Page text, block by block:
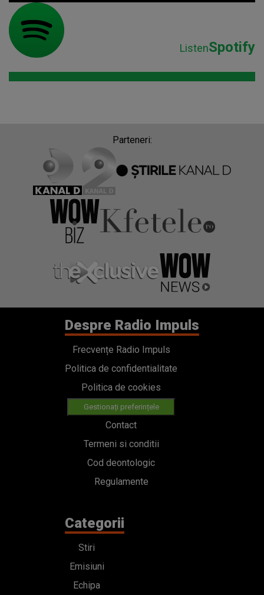
ListenSpotify
Parteneri:
Despre Radio Impuls
Frecvențe Radio Impuls
Politica de confidentialitate
Politica de cookies
Gestionați preferințele
Contact
Termeni si conditii
Cod deontologic
Regulamente
Categorii
Stiri
Emisiuni
Echipa